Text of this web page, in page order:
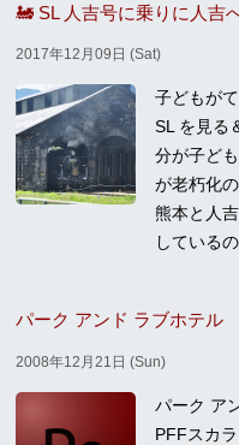
🚂 SL 人吉号に乗りに人吉
2017年12月09日 (Sat)
子どもが
SL を見る
分が子ど
が老朽化
熊本と人
している
パーク アンド ラブホテル
2008年12月21日 (Sun)
パーク ア
PFFスカ